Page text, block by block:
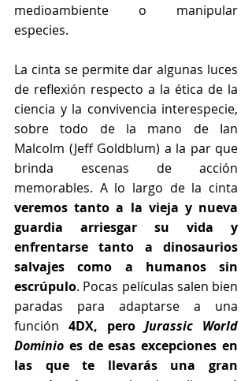
medioambiente o manipular
especies.
La cinta se permite dar algunas luces
de reflexión respecto a la ética de la
ciencia y la convivencia interespecie,
sobre todo de la mano de Ian
Malcolm (Jeff Goldblum) a la par que
brinda escenas de acción
veremos tanto a la vieja y nueva
guardia arriesgar su vida y
enfrentarse tanto a dinosaurios
salvajes como a humanos sin
escrúpulo. Pocas películas salen bien
paradas para adaptarse a una
función 4DX, pero Jurassic World
Dominio es de esas excepciones en
las que te llevarás una gran